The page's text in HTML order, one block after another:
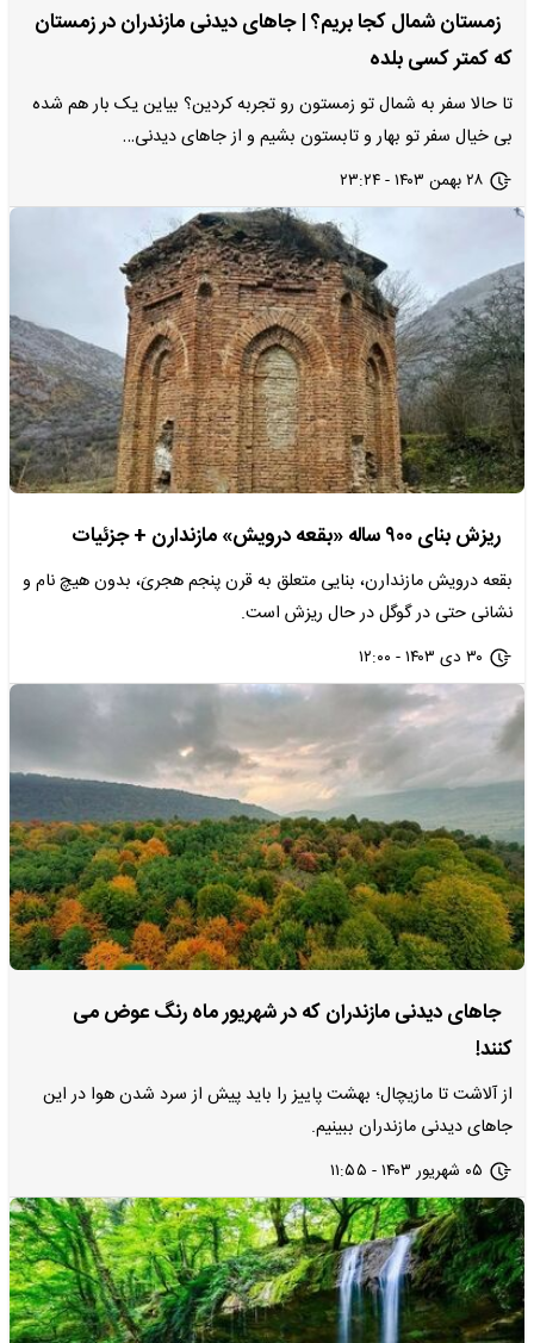
زمستان شمال کجا بریم؟ | جاهای دیدنی مازندران در زمستان
که کمتر کسی بلده
تا حالا سفر به شمال تو زمستون رو تجربه کردین؟ بیاین یک بار هم شده
بی‌ خیال سفر تو بهار و تابستون بشیم و از جاهای دیدنی…
۲۸ بهمن ۱۴۰۳ - ۲۳:۲۴
ریزش بنای ۹۰۰ ساله «بقعه درویش» مازندارن + جزئیات
بقعه درویش مازندارن، بنایی متعلق به قرن پنجم هجریَ، بدون هیچ نام و
نشانی حتی در گوگل در حال ریزش است.
۳۰ دی ۱۴۰۳ - ۱۲:۰۰
جاهای دیدنی مازندران که در شهریور ماه رنگ عوض می‌
کنند!
از آلاشت تا مازیچال؛ بهشت پاییز را باید پیش از سرد شدن هوا در این
جاهای دیدنی مازندران ببینیم.
۰۵ شهریور ۱۴۰۳ - ۱۱:۵۵